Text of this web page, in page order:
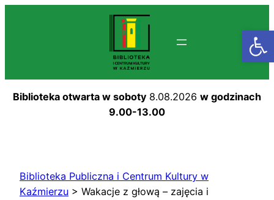
Biblioteka otwarta w soboty 8.08.2026 w godzinach
9.00-13.00
Biblioteka Publiczna i Centrum Kultury w
Kaźmierzu > Wakacje z głową – zajęcia i